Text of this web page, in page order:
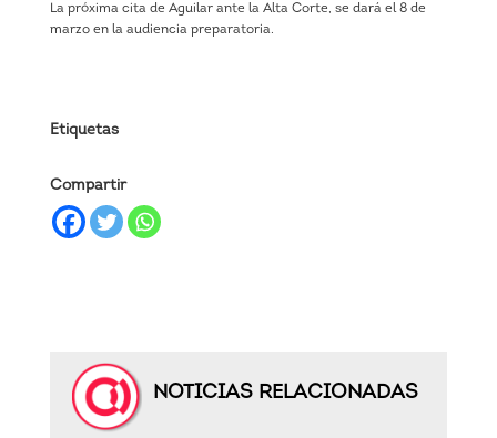
La próxima cita de Aguilar ante la Alta Corte, se dará el 8 de
marzo en la audiencia preparatoria.
Etiquetas
Compartir
NOTICIAS RELACIONADAS